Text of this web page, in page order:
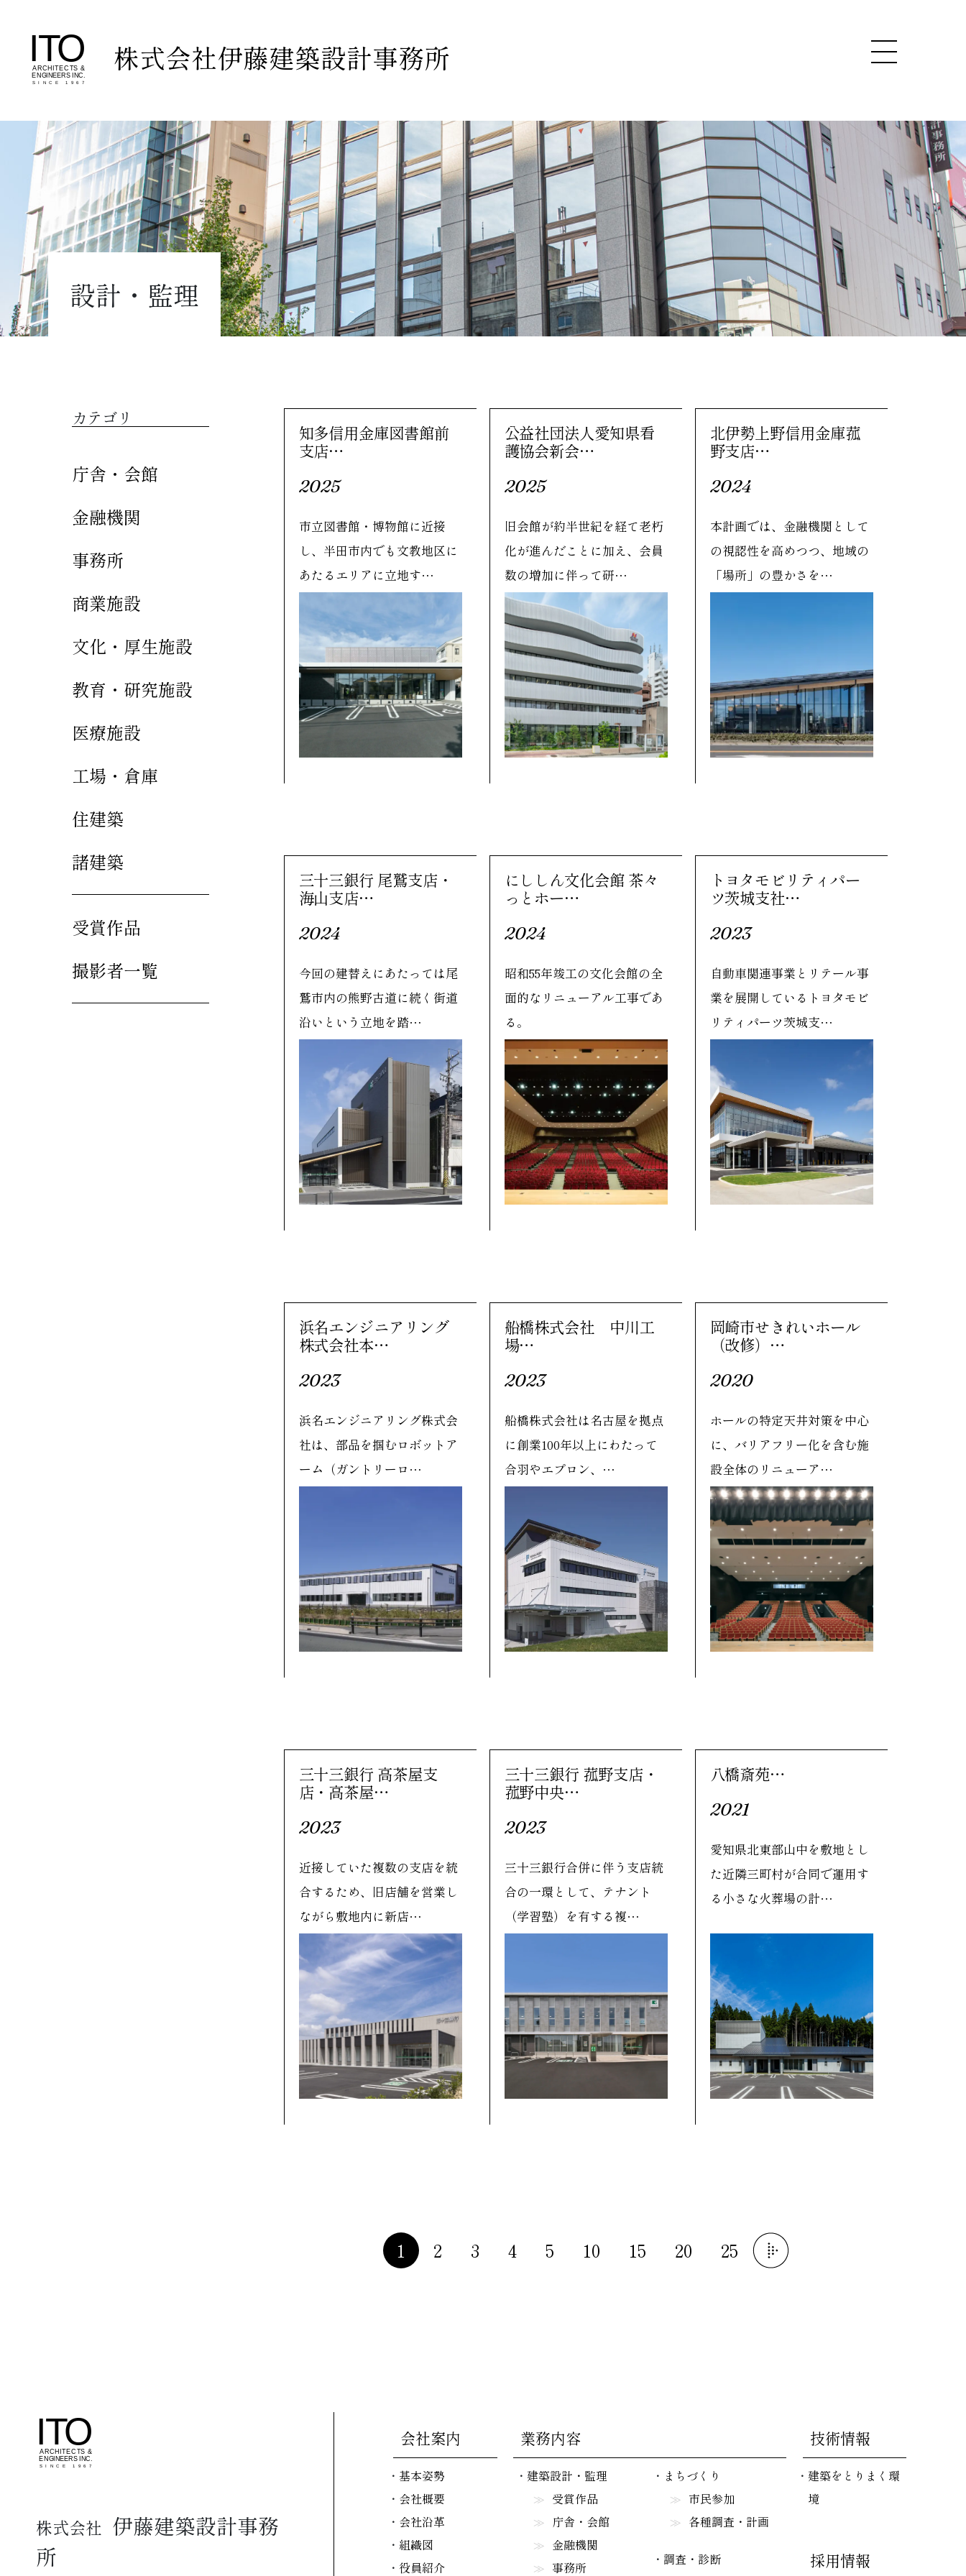
株式会社伊藤建築設計事務所
設計・監理
カテゴリ
庁舎・会館
金融機関
事務所
商業施設
文化・厚生施設
教育・研究施設
医療施設
工場・倉庫
住建築
諸建築
受賞作品
撮影者一覧
知多信用金庫図書館前
支店…
2025
市立図書館・博物館に近接
し、半田市内でも文教地区に
あたるエリアに立地す…
公益社団法人愛知県看
護協会新会…
2025
旧会館が約半世紀を経て老朽
化が進んだことに加え、会員
数の増加に伴って研…
北伊勢上野信用金庫菰
野支店…
2024
本計画では、金融機関として
の視認性を高めつつ、地域の
「場所」の豊かさを…
三十三銀行 尾鷲支店・
海山支店…
2024
今回の建替えにあたっては尾
鷲市内の熊野古道に続く街道
沿いという立地を踏…
にししん文化会館 茶々
っとホー…
2024
昭和55年竣工の文化会館の全
面的なリニューアル工事であ
る。
…
トヨタモビリティパー
ツ茨城支社…
2023
自動車関連事業とリテール事
業を展開しているトヨタモビ
リティパーツ茨城支…
浜名エンジニアリング
株式会社本…
2023
浜名エンジニアリング株式会
社は、部品を掴むロボットア
ーム（ガントリーロ…
船橋株式会社 中川工
場…
2023
船橋株式会社は名古屋を拠点
に創業100年以上にわたって
合羽やエプロン、…
岡崎市せきれいホール
（改修）…
2020
ホールの特定天井対策を中心
に、バリアフリー化を含む施
設全体のリニューア…
三十三銀行 高茶屋支
店・高茶屋…
2023
近接していた複数の支店を統
合するため、旧店舗を営業し
ながら敷地内に新店…
三十三銀行 菰野支店・
菰野中央…
2023
三十三銀行合併に伴う支店統
合の一環として、テナント
（学習塾）を有する複…
八橋斎苑…
2021
愛知県北東部山中を敷地とし
た近隣三町村が合同で運用す
る小さな火葬場の計…
1 2 3 4 5 10 15 20 25
株式会社 伊藤建築設計事務
所
会社案内
基本姿勢
会社概要
会社沿革
組織図
役員紹介
業務内容
建築設計・監理
受賞作品
庁舎・会館
金融機関
事務所
まちづくり
市民参加
各種調査・計画
調査・診断
技術情報
建築をとりまく環
境
採用情報